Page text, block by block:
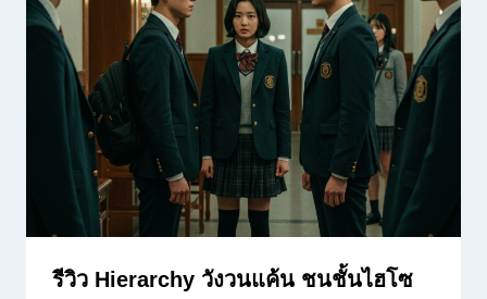
รีวิว Hierarchy วังวนแค้น ชนชั้นไฮโซ